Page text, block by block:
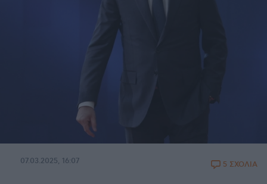
07.03.2025, 16:07 5 ΣΧΟΛΙΑ